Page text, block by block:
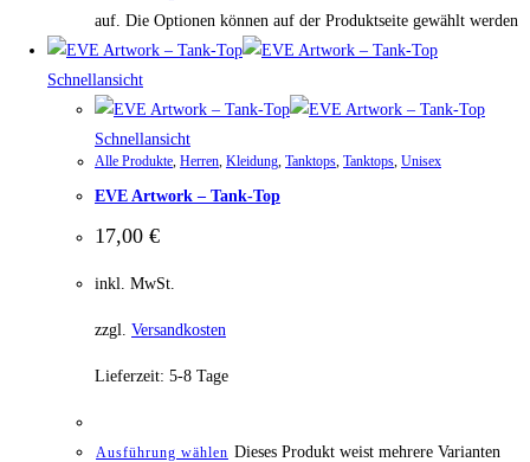
auf. Die Optionen können auf der Produktseite gewählt werden
Schnellansicht
Schnellansicht
Alle Produkte Herren Kleidung Tanktops Tanktops Unisex
EVE Artwork – Tank-Top
17,00 €
inkl. MwSt.
zzgl. Versandkosten
Lieferzeit: 5-8 Tage
Ausführung wählen Dieses Produkt weist mehrere Varianten